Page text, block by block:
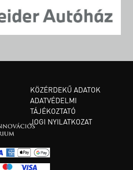
KÖZÉRDEKŰ ADATOK
ADATVÉDELMI
TÁJÉKOZTATÓ
JOGI NYILATKOZAT